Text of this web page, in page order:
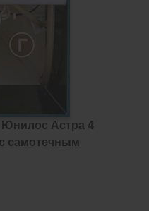
Астра 4
самотечным